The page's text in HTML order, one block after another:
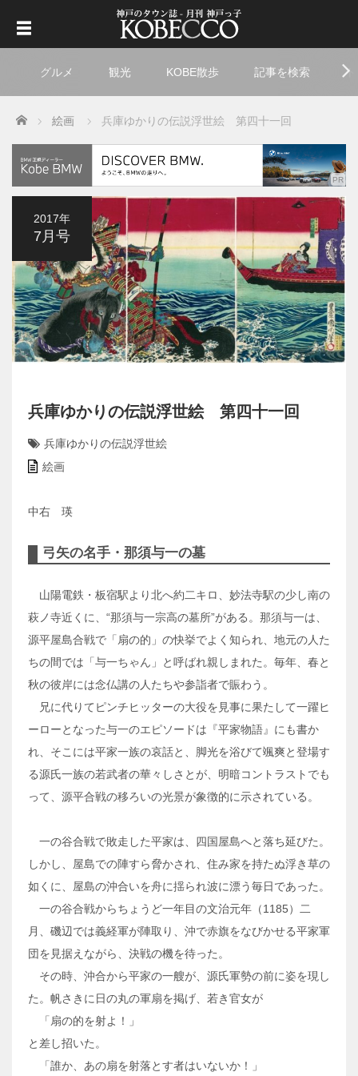
グルメ 観光 KOBE散歩 記事を検索
Home 絵画 兵庫ゆかりの伝説浮世絵 第四十一回
2017年
7月号
兵庫ゆかりの伝説浮世絵 第四十一回
兵庫ゆかりの伝説浮世絵
絵画
中右 瑛
弓矢の名手・那須与一の墓
山陽電鉄・板宿駅より北へ約二キロ、妙法寺駅の少し南の
萩ノ寺近くに、“那須与一宗高の墓所”がある。那須与一は、
源平屋島合戦で「扇の的」の快挙でよく知られ、地元の人た
ちの間では「与一ちゃん」と呼ばれ親しまれた。毎年、春と
秋の彼岸には念仏講の人たちや参詣者で賑わう。
兄に代りてピンチヒッターの大役を見事に果たして一躍ヒ
ーローとなった与一のエピソードは『平家物語』にも書か
れ、そこには平家一族の哀話と、脚光を浴びて颯爽と登場す
る源氏一族の若武者の華々しさとが、明暗コントラストでも
って、源平合戦の移ろいの光景が象徴的に示されている。
一の谷合戦で敗走した平家は、四国屋島へと落ち延びた。
しかし、屋島での陣すら脅かされ、住み家を持たぬ浮き草の
如くに、屋島の沖合いを舟に揺られ波に漂う毎日であった。
一の谷合戦からちょうど一年目の文治元年（1185）二
月、磯辺では義経軍が陣取り、沖で赤旗をなびかせる平家軍
団を見据えながら、決戦の機を待った。
その時、沖合から平家の一艘が、源氏軍勢の前に姿を現し
た。帆さきに日の丸の軍扇を掲げ、若き官女が
「扇の的を射よ！」
と差し招いた。
「誰か、あの扇を射落とす者はいないか！」